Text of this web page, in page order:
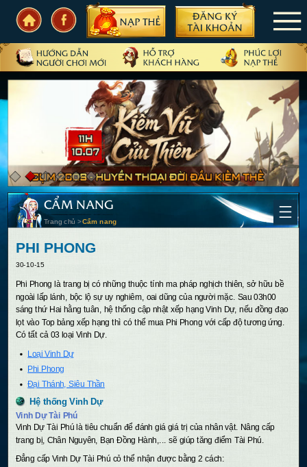
CẨM NANG
Trang chủ>Cẩm nang
PHI PHONG
30-10-15
Phi Phong là trang bị có những thuộc tính ma pháp nghịch thiên, sở hữu bề
ngoài lấp lánh, bộc lộ sự uy nghiêm, oai dũng của người mặc. Sau 03h00
sáng thứ Hai hằng tuân, hệ thống cập nhật xếp hạng Vinh Dự, nếu đồng đạo
lọt vào Top bảng xếp hạng thì có thể mua Phi Phong với cấp độ tương ứng.
Có tất cả 03 loại Vinh Dự.
Loại Vinh Dự
Phi Phong
Đại Thánh, Siêu Thần
Hệ thống Vinh Dự
Vinh Dự Tài Phú
Vinh Dự Tài Phú là tiêu chuẩn để đánh giá giá trị của nhân vật. Nâng cấp
trang bị, Chân Nguyên, Bạn Đồng Hành,... sẽ giúp tăng điểm Tài Phú.
Đẳng cấp Vinh Dự Tài Phú cỏ thể nhận được bằng 2 cách:
TRANG CHỦ
TIN TỨC
SỰ KIỆN
CẨM NANG
CẦN BIẾT
CỘNG ĐỒNG